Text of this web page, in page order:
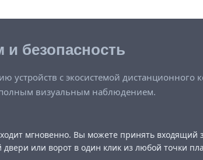
безопасность
устройств с экосистемой дистанционного
визуальным наблюдением.
мгновенно. Вы можете принять входящий
двери или ворот в один клик из любой точки